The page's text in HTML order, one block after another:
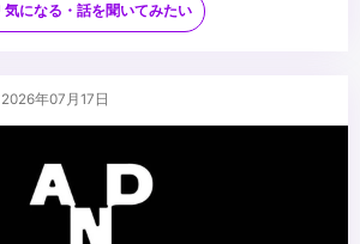
務効率化の経験
ックスの制作経験
コンテンツ系の映像制作経験
でブランディングやマーケティングを意識し
た経験
気になる・話を聞いてみたい
年07月17日